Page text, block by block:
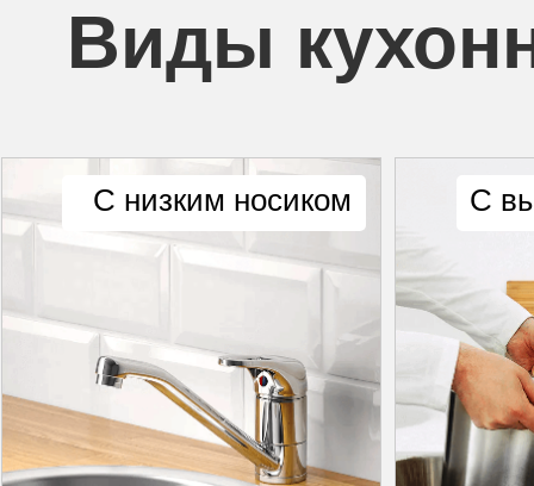
Виды
С низким носиком С